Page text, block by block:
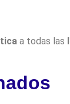
a todas las